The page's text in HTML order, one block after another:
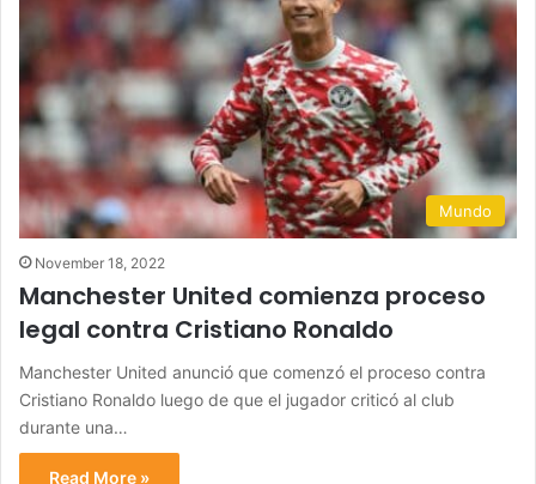
Mundo
November 18, 2022
Manchester United comienza proceso
legal contra Cristiano Ronaldo
Manchester United anunció que comenzó el proceso contra
Cristiano Ronaldo luego de que el jugador criticó al club
durante una…
Read More »